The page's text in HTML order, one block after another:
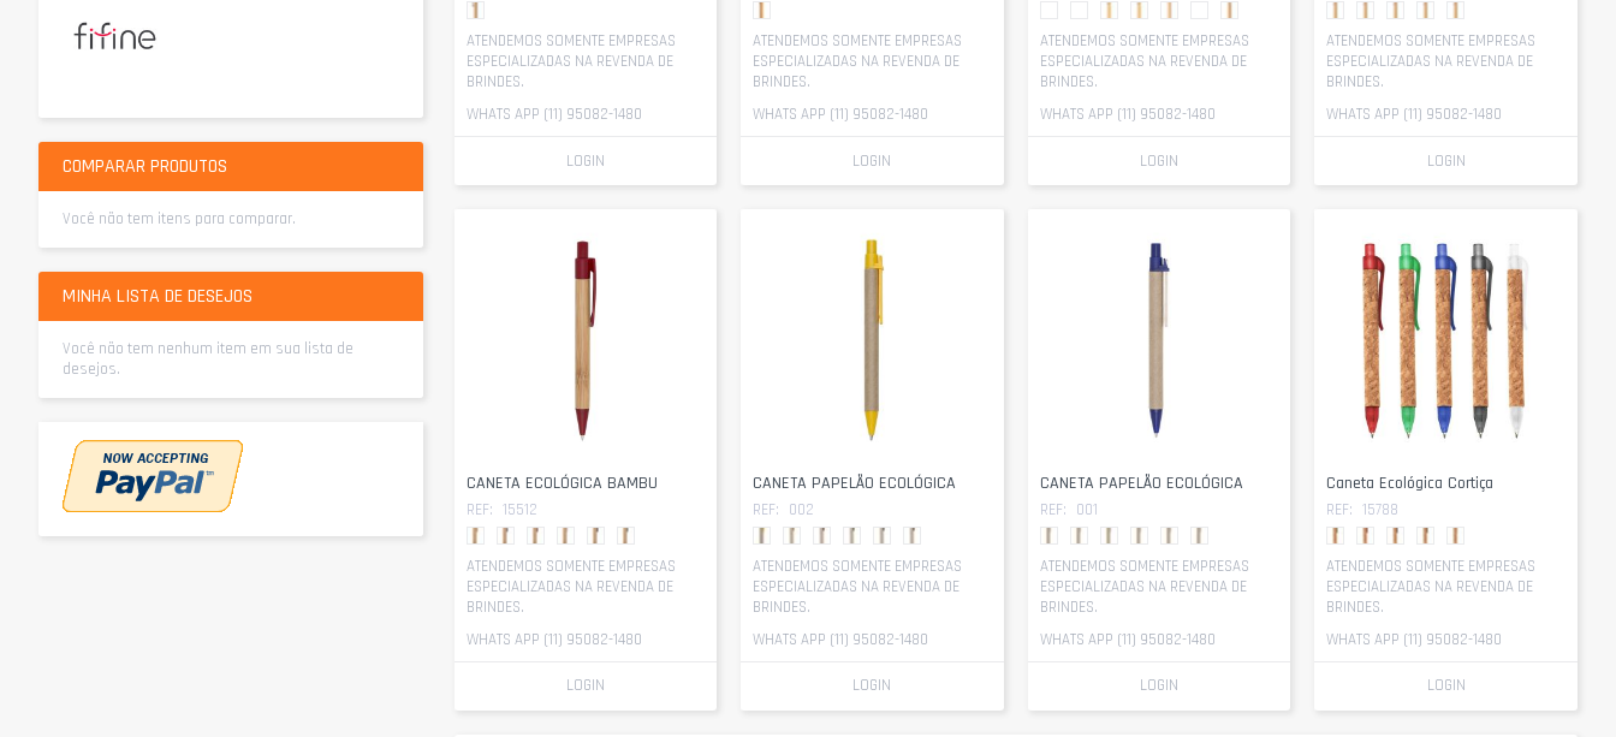
ATENDEMOS SOMENTE EMPRESAS
ESPECIALIZADAS NA REVENDA DE
BRINDES.
WHATS APP (11) 95082-1480
LOGIN
ATENDEMOS SOMENTE EMPRESAS
ESPECIALIZADAS NA REVENDA DE
BRINDES.
WHATS APP (11) 95082-1480
LOGIN
ATENDEMOS SOMENTE EMPRESAS
ESPECIALIZADAS NA REVENDA DE
BRINDES.
WHATS APP (11) 95082-1480
LOGIN
ATENDEMOS SOMENTE EMPRESAS
ESPECIALIZADAS NA REVENDA DE
BRINDES.
WHATS APP (11) 95082-1480
LOGIN
CANETA ECOLÓGICA BAMBU
REF: 15512
ATENDEMOS SOMENTE EMPRESAS
ESPECIALIZADAS NA REVENDA DE
BRINDES.
WHATS APP (11) 95082-1480
LOGIN
CANETA PAPELÃO ECOLÓGICA
REF: 002
ATENDEMOS SOMENTE EMPRESAS
ESPECIALIZADAS NA REVENDA DE
BRINDES.
WHATS APP (11) 95082-1480
LOGIN
CANETA PAPELÃO ECOLÓGICA
REF: 001
ATENDEMOS SOMENTE EMPRESAS
ESPECIALIZADAS NA REVENDA DE
BRINDES.
WHATS APP (11) 95082-1480
LOGIN
Caneta Ecológica Cortiça
REF: 15788
ATENDEMOS SOMENTE EMPRESAS
ESPECIALIZADAS NA REVENDA DE
BRINDES.
WHATS APP (11) 95082-1480
LOGIN
COMPARAR PRODUTOS
Você não tem itens para comparar.
MINHA LISTA DE DESEJOS
Você não tem nenhum item em sua lista de
desejos.